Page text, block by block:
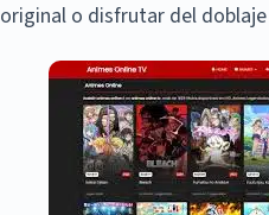
original o disfrutar del